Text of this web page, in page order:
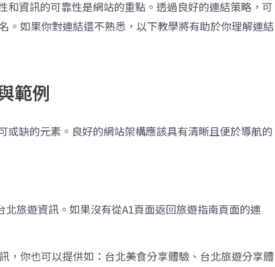
和資訊的可靠性是網站的重點。透過良好的連結策略，可
。如果你對連結還不熟悉，以下教學將有助於你理解連結
範例​
或缺的元素。良好的網站架構應該具有清晰且便於導航的
北旅遊資訊。如果沒有從A1頁面返回旅遊指南頁面的連
，你也可以提供如：台北美食分享體驗、台北旅遊分享體